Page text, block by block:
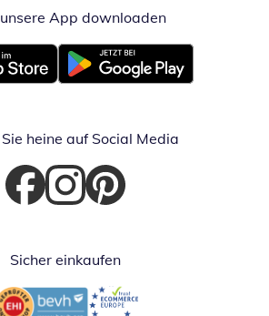
App downloadenÖffnet in
Fenster
Öffnet in neuem Fenster
heine auf Social Media
Öffnet in neuem Fenster
Öffnet in neuem Fenster
Öffnet in neuem Fenster
Sicher einkaufen